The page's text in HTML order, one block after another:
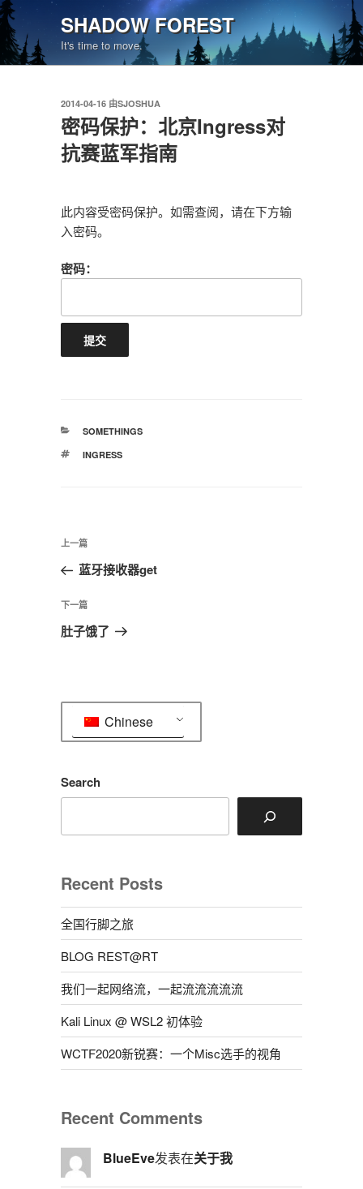
跳
至
内
容
SHADOW FOREST
It's time to move.
发
布
于
2014-04-16由SJOSHUA
密码保护：北京Ingress对
抗赛蓝军指南
此内容受密码保护。如需查阅，请在下方输
入密码。
密码：
分
SOMETHINGS
标
INGRESS
文
导
航
上
一
文
章
上一篇
蓝牙接收器get
下
一
下一篇
肚子饿了
Chinese
Search
Recent Posts
全国行脚之旅
BLOG REST@RT
我们一起网络流，一起流流流流流
Kali Linux @ WSL2 初体验
WCTF2020新锐赛：一个Misc选手的视角
Recent Comments
BlueEve发表在关于我